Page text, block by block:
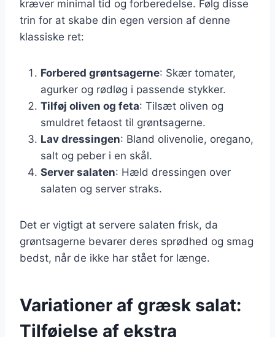
kræver minimal tid og forberedelse. Følg disse
trin for at skabe din egen version af denne
klassiske ret:
Forbered grøntsagerne: Skær tomater,
agurker og rødløg i passende stykker.
Tilføj oliven og feta: Tilsæt oliven og
smuldret fetaost til grøntsagerne.
Lav dressingen: Bland olivenolie, oregano,
salt og peber i en skål.
Server salaten: Hæld dressingen over
salaten og server straks.
Det er vigtigt at servere salaten frisk, da
grøntsagerne bevarer deres sprødhed og smag
bedst, når de ikke har stået for længe.
Variationer af græsk salat:
Tilføjelse af ekstra